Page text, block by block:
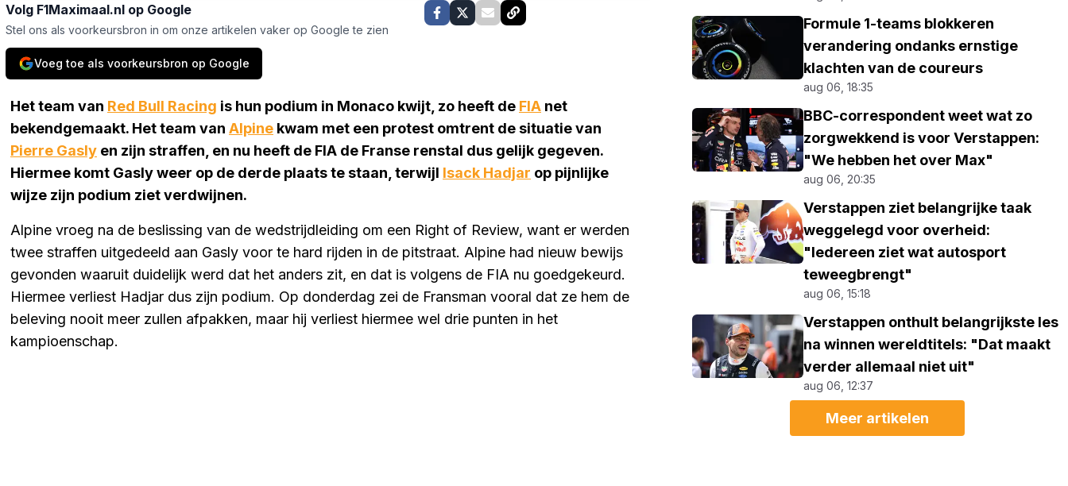
Volg F1Maximaal.nl op Google
Stel ons als voorkeursbron in om onze artikelen vaker op Google te zien
Voeg toe als voorkeursbron op Google
Het team van Red Bull Racing is hun podium in Monaco kwijt, zo heeft de FIA net
bekendgemaakt. Het team van Alpine kwam met een protest omtrent de situatie van
Pierre Gasly en zijn straffen, en nu heeft de FIA de Franse renstal dus gelijk gegeven.
Hiermee komt Gasly weer op de derde plaats te staan, terwijl Isack Hadjar op pijnlijke
wijze zijn podium ziet verdwijnen.
Alpine vroeg na de beslissing van de wedstrijdleiding om een Right of Review, want er werden
twee straffen uitgedeeld aan Gasly voor te hard rijden in de pitstraat. Alpine had nieuw bewijs
gevonden waaruit duidelijk werd dat het anders zit, en dat is volgens de FIA nu goedgekeurd.
Hiermee verliest Hadjar dus zijn podium. Op donderdag zei de Fransman vooral dat ze hem de
beleving nooit meer zullen afpakken, maar hij verliest hiermee wel drie punten in het
kampioenschap.
Formule 1-teams blokkeren
verandering ondanks ernstige
klachten van de coureurs
aug 06, 18:35
BBC-correspondent weet wat zo
zorgwekkend is voor Verstappen:
"We hebben het over Max"
aug 06, 20:35
Verstappen ziet belangrijke taak
weggelegd voor overheid:
"Iedereen ziet wat autosport
teweegbrengt"
aug 06, 15:18
Verstappen onthult belangrijkste les
na winnen wereldtitels: "Dat maakt
verder allemaal niet uit"
aug 06, 12:37
Meer artikelen